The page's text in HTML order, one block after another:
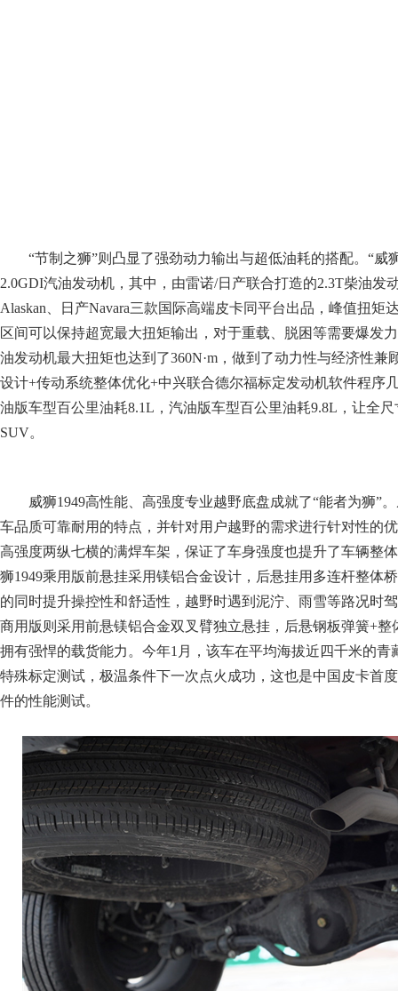
“节制之狮”则凸显了强劲动力输出与超低油耗的搭配。“威
2.0GDI汽油发动机，其中，由雷诺/日产联合打造的2.3T柴油发
Alaskan、日产Navara三款国际高端皮卡同平台出品，峰值扭矩
区间可以保持超宽最大扭矩输出，对于重载、脱困等需要爆发
油发动机最大扭矩也达到了360N·m，做到了动力性与经济性兼
设计+传动系统整体优化+中兴联合德尔福标定发动机软件程序
油版车型百公里油耗8.1L，汽油版车型百公里油耗9.8L，让全
SUV。
威狮1949高性能、高强度专业越野底盘成就了“能者为狮”
车品质可靠耐用的特点，并针对用户越野的需求进行针对性的
高强度两纵七横的满焊车架，保证了车身强度也提升了车辆整
狮1949乘用版前悬挂采用镁铝合金设计，后悬挂用多连杆整体
的同时提升操控性和舒适性，越野时遇到泥泞、雨雪等路况时
商用版则采用前悬镁铝合金双叉臂独立悬挂，后悬钢板弹簧+
拥有强悍的载货能力。今年1月，该车在平均海拔近四千米的
特殊标定测试，极温条件下一次点火成功，这也是中国皮卡首